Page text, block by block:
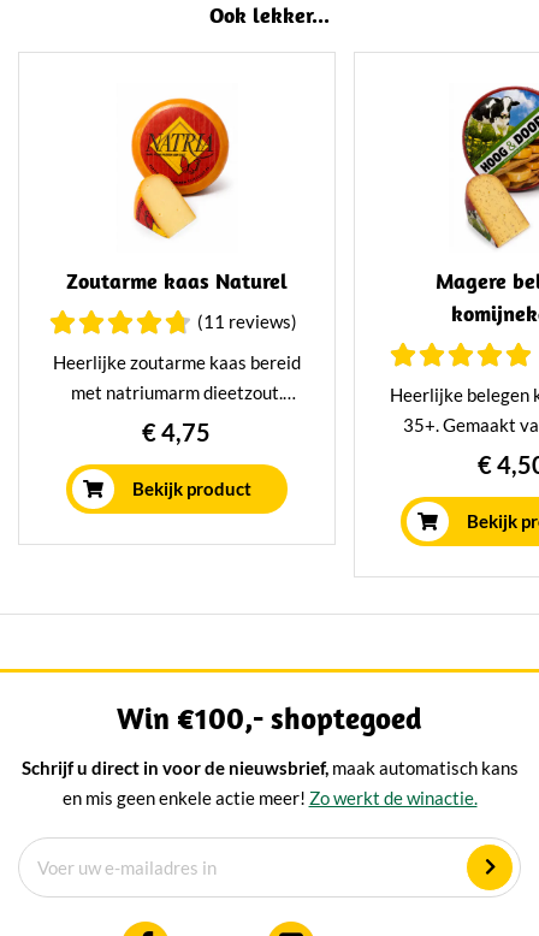
Ook lekker...
Zoutarme kaas Naturel
(11 reviews)
Heerlijke zoutarme kaas bereid
met natriumarm dieetzout.
Uitermate geschikt voor
mensen met een zoutarm dieet.
€ 4,75
Bekijk product
Magere
Heerlijke belegen
35+. Gemaakt
magere melk.
weken gerijpt
rijpingshuis, wat
milde
€
Bekijk
Win €100,- shoptegoed
Schrijf u direct in voor de nieuwsbrief, maak automatisch kans
en mis geen enkele actie meer! Zo werkt de winactie.